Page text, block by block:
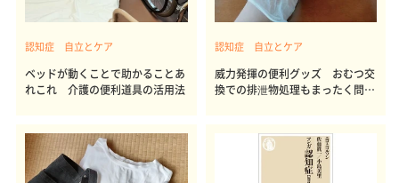
認知症 自立とケア
ベッドが動くことで助かることあ
れこれ 介護の便利道具の活用法
認知症 自立とケア
威力発揮の便利グッズ おむつ交
換での排泄物処理もまったく問題